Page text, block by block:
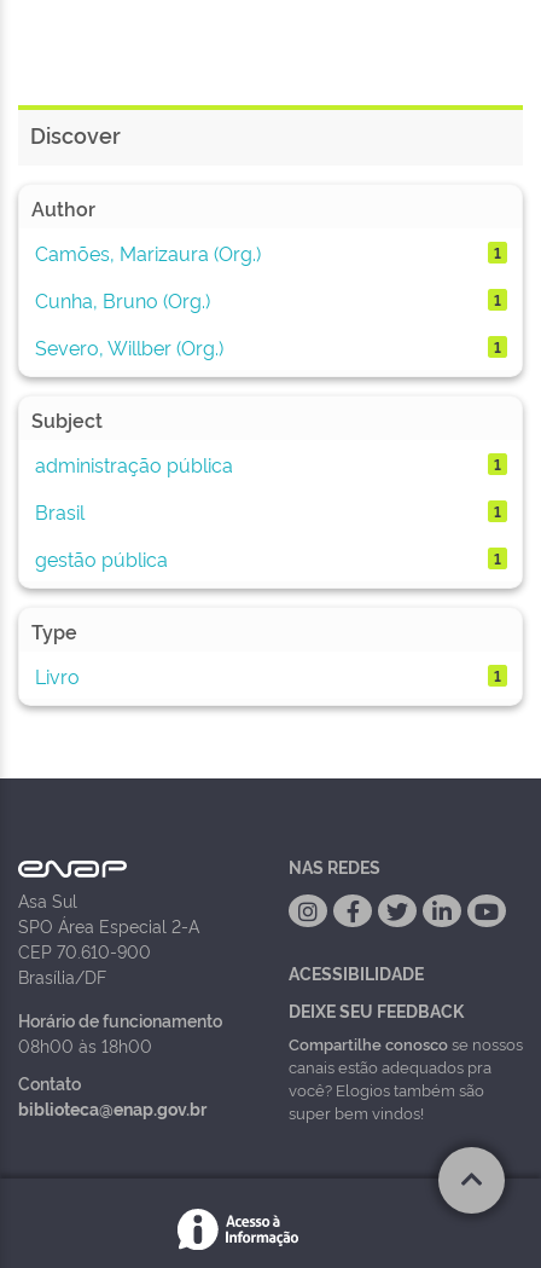
Discover
Author
Camões, Marizaura (Org.)
1
Cunha, Bruno (Org.) 1
Severo, Willber (Org.) 1
Subject
administração pública
1
Brasil 1
gestão pública 1
Type
Livro
1
Asa Sul
SPO Área Especial 2-A
CEP 70.610-900
Brasília/DF
Horário de funcionamento
08h00 às 18h00
Contato
biblioteca@enap.gov.br
NAS REDES
ACESSIBILIDADE
DEIXE SEU FEEDBACK
Compartilhe conoscose nossos
canais estão adequados pra
você? Elogios também são
super bem vindos!